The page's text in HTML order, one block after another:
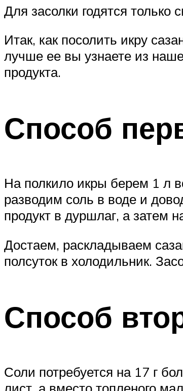
Для засолки годятся только
Итак, как посолить икру
лучше ее вы узнаете из
продукта.
Способ
На полкило икры берем 1 л
разводим соль в воде и
продукт в дуршлаг, а затем
Достаем, раскладываем
полсуток в холодильник.
Способ
Соли потребуется на 17 г